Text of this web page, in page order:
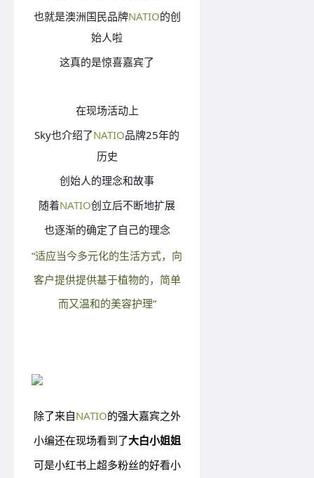
也就是澳洲国民品牌NATIO的创
始人啦
这真的是惊喜嘉宾了
在现场活动上
Sky也介绍了NATIO品牌25年的
历史
创始人的理念和故事
随着NATIO创立后不断地扩展
也逐渐的确定了自己的理念
“适应当今多元化的生活方式， 向
客户提供提供基于植物的，简单
而又温和的美容护理”
除了来自NATIO的强大嘉宾之外
小编还在现场看到了大白小姐姐
可是小红书上超多粉丝的好看小